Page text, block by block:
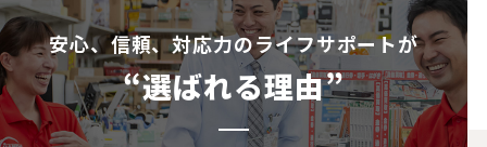
安⼼、信頼、対応⼒のライフサポートが
“選ばれる理由”